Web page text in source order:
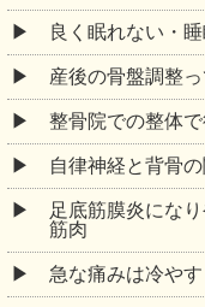
良く眠れない・
産後の骨盤調整
整骨院での整体
自律神経と背骨
足底筋膜炎にな
筋肉
急な痛みは冷や